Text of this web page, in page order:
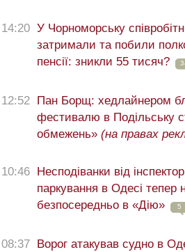
14:20 У Чорноморську
затримали та побили
пенсії: зникли 55 тисяч?
12:52
Пан Борщ: хедлайнером
фестивалю в Подільську
обмежень» (на правах
10:46
Несподіванки від
паркування в Одесі тепер
безпосередньо в «Дію»
5
08:37
Ворог атакував судно в